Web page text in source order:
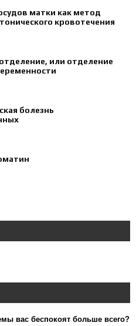
матки как метод
кровотечения
или отделение
болезнь
вас беспокоят больше всего?